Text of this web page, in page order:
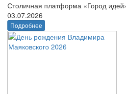
Столичная платформа «Город
03.07.2026
Подробнее